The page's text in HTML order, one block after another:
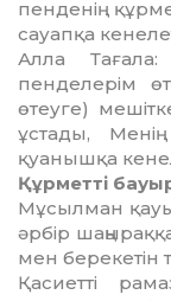
пен­денің
сауапқа
Алла
пенделерiм
өтеуге)
ұс­та­ды,
қуанышқа
Құрметті
Мұсылман
әрбір
мен берекетін
Қасиетті